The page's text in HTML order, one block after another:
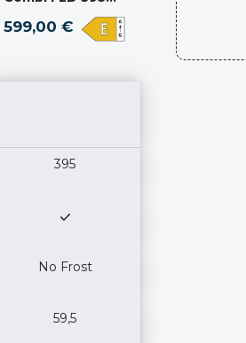
599,00 €
395
No Frost
59,5